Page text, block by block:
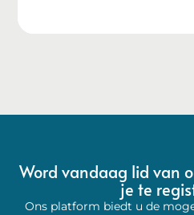
Word vandaag lid van
je te
Ons platform biedt u de